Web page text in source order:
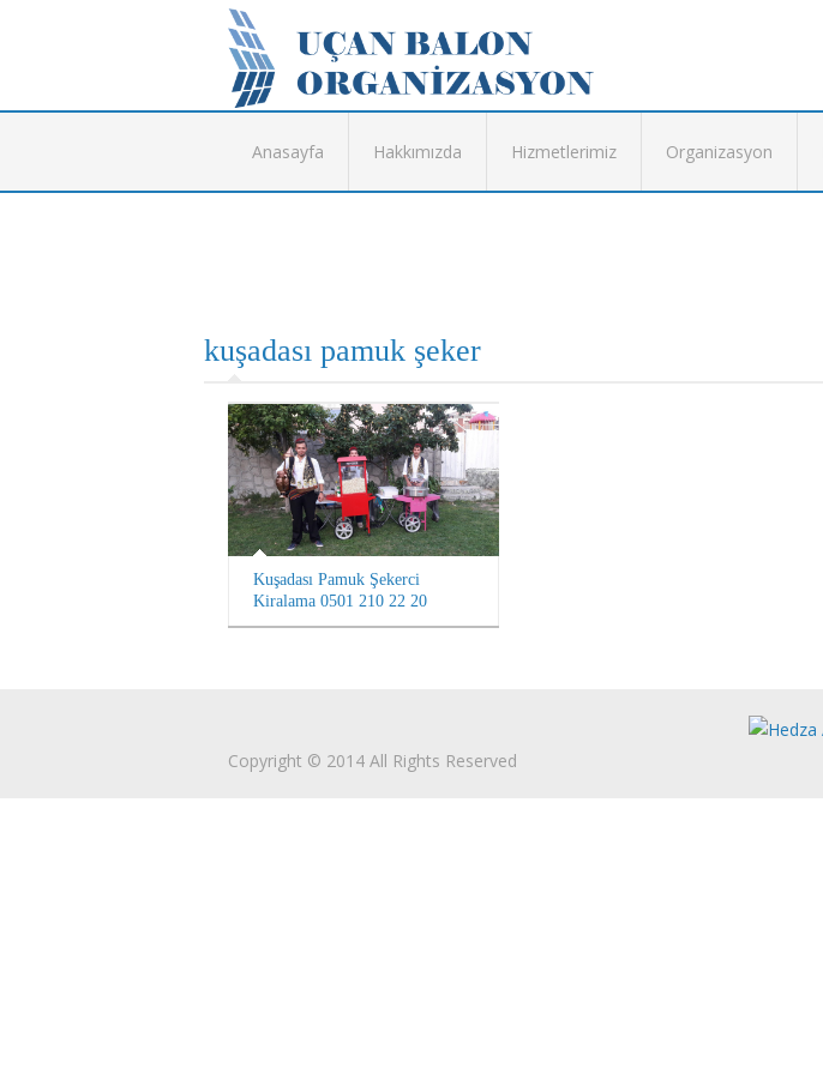
Anasayfa Hakkımızda Hizmetlerimiz Organizasyon
kuşadası pamuk şeker
Kuşadası Pamuk Şekerci
Kiralama 0501 210 22 20
Copyright © 2014 All Rights Reserved